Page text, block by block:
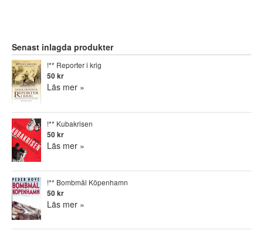
Senast inlagda produkter
!** Reporter i krig
50 kr
Läs mer »
!** Kubakrisen
50 kr
Läs mer »
!** Bombmål Köpenhamn
50 kr
Läs mer »